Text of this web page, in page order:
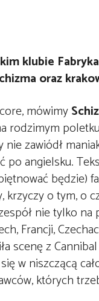
klubie
oraz
mówimy
rodzimym
zawiódł
po angielsku.
będzie)
o tym, o
nie tylko
Francji,
scenę z
w niszczącą
których